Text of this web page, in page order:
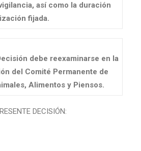
así como la duración
fijada.
debe reexaminarse en la
del Comité Permanente de
Alimentos y Piensos.
DECISIÓN: